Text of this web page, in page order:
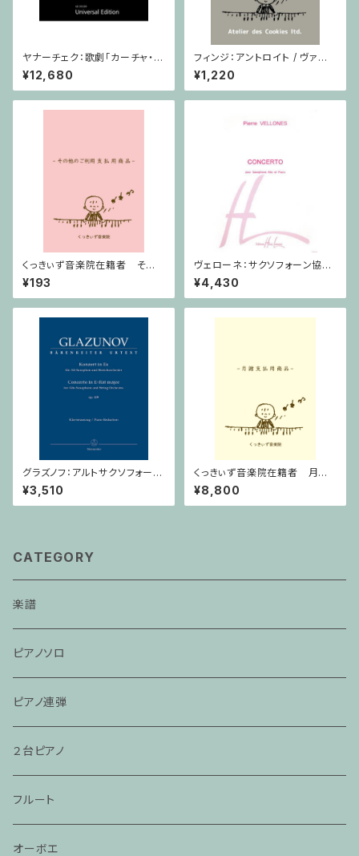
ヤナーチェク：歌劇「カーチャ・カ
ヴァノヴァー」 / フルスコア
¥12,680
フィンジ：アントロイト / ヴァイ
オリン・ピアノ
¥1,220
くっきぃず音楽院在籍者 その
他のご利用支払用商品 ５せん
ノート
¥193
ヴェローネ：サクソフォーン協奏
曲 op.65 / アルトサクソフォー
ン,ピアノ
¥4,430
グラズノフ：アルトサクソフォーン
と弦楽オーケストラのための 協
奏曲 変ホ長調 Op. 109 / サク
ソフォーンとピアノ
¥3,510
くっきぃず音楽院在籍者 月謝
支払用商品 ピアノ科 ３０分
¥8,800
CATEGORY
楽譜
ピアノソロ
ピアノ連弾
２台ピアノ
フルート
オーボエ